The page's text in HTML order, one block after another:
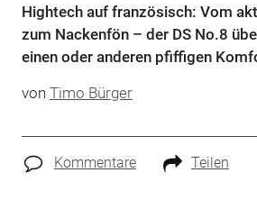
Hightech auf französisch: Vom
zum Nackenfön – der DS No.8
einen oder anderen pfiffigen
von Timo Bürger
Kommentare Teilen